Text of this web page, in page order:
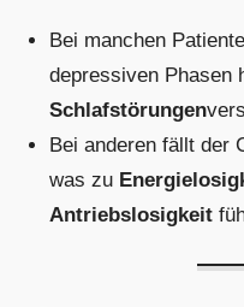
Bei manchen
depressiven Phasen
Schlafstörungen
Bei anderen fällt der
was zu
Antriebslosigkeit